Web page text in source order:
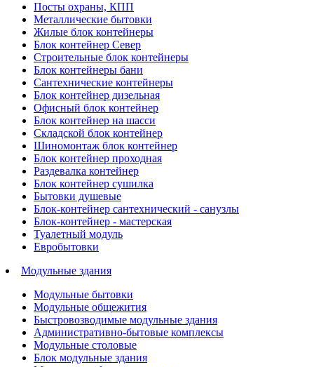
Посты охраны, КПП
Металлические бытовки
Жилые блок контейнеры
Блок контейнер Север
Строительные блок контейнеры
Блок контейнеры бани
Сантехнические контейнеры
Блок контейнер дизельная
Офисный блок контейнер
Блок контейнер на шасси
Складской блок контейнер
Шиномонтаж блок контейнер
Блок контейнер проходная
Раздевалка контейнер
Блок контейнер сушилка
Бытовки душевые
Блок-контейнер сантехнический - санузлы
Блок-контейнер - мастерская
Туалетный модуль
Евробытовки
Модульные здания
Модульные бытовки
Модульные общежития
Быстровозводимые модульные здания
Административно-бытовые комплексы
Модульные столовые
Блок модульные здания